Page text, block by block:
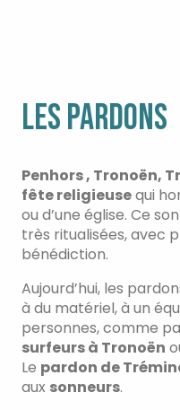
dernier petit conseil
grosses bagues à
LES PARDONS
Penhors , Tronoën,
fête religieusequi
ou d’une église. Ce
très ritualisées, avec
bénédiction.
Aujourd’hui, les
à du matériel, à un
personnes, comme
surfeurs à Tronoën
Le pardon de
aux sonneurs.